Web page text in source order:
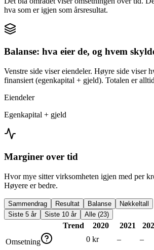
hva som er igjen som årsresultat.
Balanse: hva eier de, og hvem
Venstre side viser eiendeler. Høyre side viser
finansiert (egenkapital + gjeld). Totalen er
Eiendeler
Egenkapital + gjeld
Marginer over tid
Hvor mye sitter virksomheten igjen med per
Høyere er bedre.
Sammendrag Resultat Balanse
Nøkkeltall
Siste 5 år
Siste 10 år Alle (23)
Trend 2020 2021
Omsetning
0 kr – –